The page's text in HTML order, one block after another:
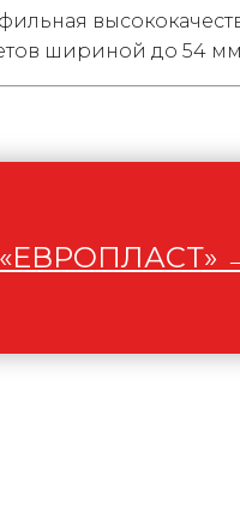
шириной до 54
«ЕВРОПЛАСТ»